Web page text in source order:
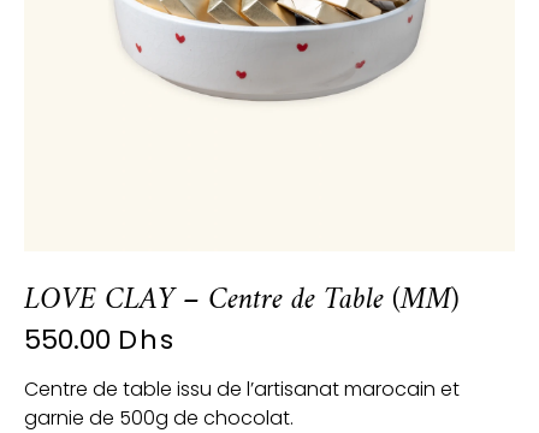
LOVE CLAY – Centre de Table (MM)
550.00 Dhs
Centre de table issu de l’artisanat marocain et
garnie de 500g de chocolat.